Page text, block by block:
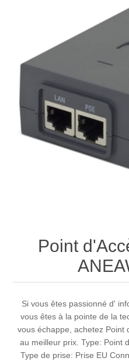
Point
Si vous êtes passionné d'
vous êtes à la pointe de la
vous échappe, achetez Point
au meilleur prix. Type: Point
Type de prise: Prise EU